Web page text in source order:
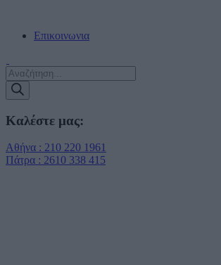
Επικοινωνια
Products
search
Καλέστε μας:
Αθήνα : 210 220 1961
Πάτρα : 2610 338 415